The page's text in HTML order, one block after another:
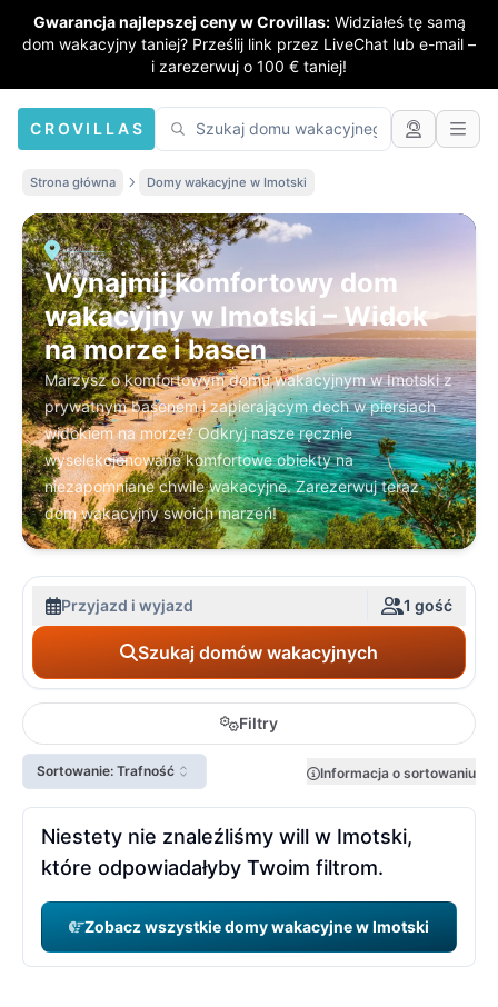
Gwarancja najlepszej ceny w Crovillas: Widziałeś tę samą
dom wakacyjny taniej? Prześlij link przez LiveChat lub e-mail –
i zarezerwuj o 100 € taniej!
CROVILLAS
Strona główna Domy wakacyjne w Imotski
Wynajmij komfortowy dom
wakacyjny w Imotski – Widok
na morze i basen
Marzysz o komfortowym domu wakacyjnym w Imotski z
prywatnym basenem i zapierającym dech w piersiach
widokiem na morze? Odkryj nasze ręcznie
wyselekcjonowane komfortowe obiekty na
niezapomniane chwile wakacyjne. Zarezerwuj teraz
dom wakacyjny swoich marzeń!
Przyjazd i wyjazd 1 gość
Szukaj domów wakacyjnych
Filtry
Sortowanie: Trafność Informacja o sortowaniu
Niestety nie znaleźliśmy will w Imotski,
które odpowiadałyby Twoim filtrom.
Zobacz wszystkie domy wakacyjne w Imotski